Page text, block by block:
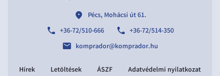
location
Pécs, Mohácsi út 61.
phone +36-72/510-666 phone +36-72/514-350
email komprador@komprador.hu
Hírek Letöltések ÁSZF
Adatvédelmi nyilatkozat